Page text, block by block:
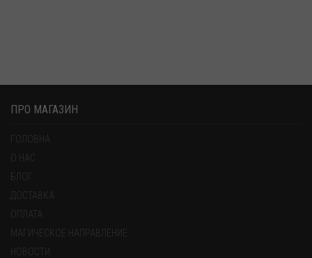
ПРО МАГАЗИН
ГОЛОВНА
О НАС
ДОСТАВКА
ОПЛАТА
МАГИЧЕСКОЕ НАПРАВЛЕНИЕ
НОВОСТИ